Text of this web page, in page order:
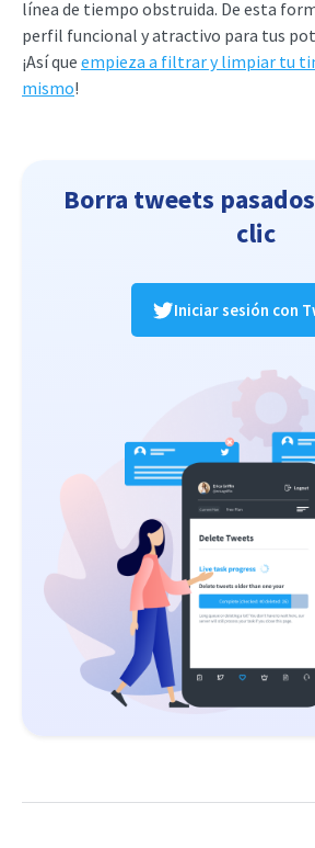
línea de tiempo obstruida. De esta
perfil funcional y atractivo para tus
¡Así que empieza a filtrar y limpiar tu
mismo!
Borra tweets
clic
Iniciar sesión con